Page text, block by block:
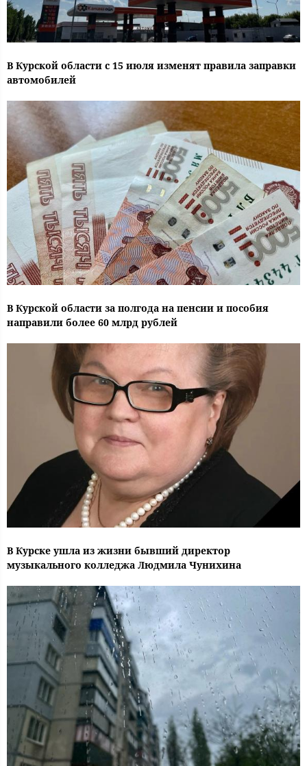
В Курской области с 15 июля изменят правила заправки
автомобилей
В Курской области за полгода на пенсии и пособия
направили более 60 млрд рублей
В Курске ушла из жизни бывший директор
музыкального колледжа Людмила Чунихина